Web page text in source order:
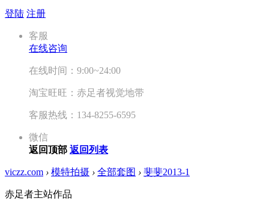
登陆 注册
客服
在线咨询
在线时间：9:00~24:00
淘宝旺旺：赤足者视觉地带
客服热线：134-8255-6595
微信
返回顶部 返回列表
viczz.com › 模特拍摄 › 全部套图 › 斐斐2013-1
赤足者主站作品